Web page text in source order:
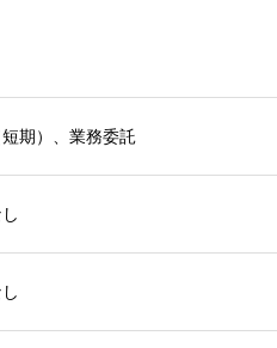
期）、業務委託